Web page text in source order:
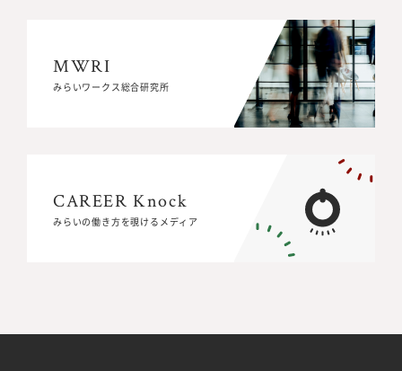
MWRI
みらいワークス総合研究所
MWRI
みらいワークス総合研究所
CAREER Knock
みらいの働き方を覗けるメディア
CAREER Knock
みらいの働き方を覗けるメディア